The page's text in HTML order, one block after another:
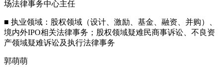
场法律事务中心主任
■ 执业领域：股权领域（设计、激励、基金、融资、并购）、
境内外IPO相关法律事务；股权领域疑难民商事诉讼、不良资
产领域疑难诉讼及执行法律事务
郭萌萌